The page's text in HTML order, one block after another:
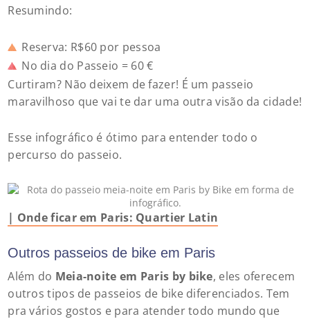
Resumindo:
Reserva: R$60 por pessoa
No dia do Passeio = 60 €
Curtiram? Não deixem de fazer! É um passeio
maravilhoso que vai te dar uma outra visão da cidade!
Esse infográfico é ótimo para entender todo o
percurso do passeio.
Rota do passeio meia-noite em Paris by Bike em
forma de infográfico.
| Onde ficar em Paris: Quartier Latin
Outros passeios de bike em Paris
Além do Meia-noite em Paris by bike, eles oferecem
outros tipos de passeios de bike diferenciados. Tem
pra vários gostos e para atender todo mundo que